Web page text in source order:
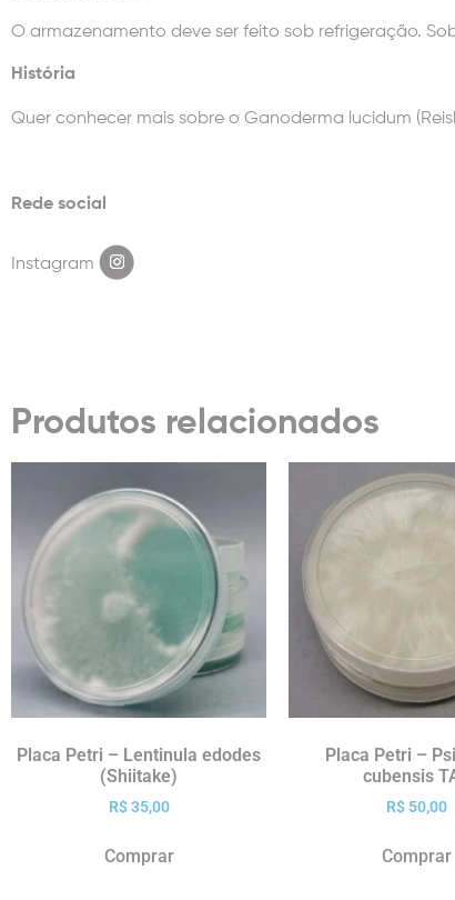
O armazenamento deve ser feito sob refrigeração.
História
Quer conhecer mais sobre o Ganoderma lucidum
Rede social
Instagram
Produtos relacionados
Placa Petri – Lentinula edodes
(Shiitake)
R$35,00
Comprar
Placa Petri –
cubensis
R$50,00
Comprar